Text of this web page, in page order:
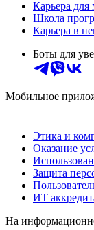
Карьера для
Школа
Карьера в
Боты для
Мобильное
Этика и
Оказание
Защита
ИТ
На